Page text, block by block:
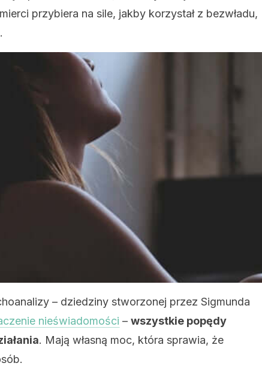
przybiera na sile, jakby korzystał z bezwładu,
– dziedziny stworzonej przez Sigmunda
nieświadomości – wszystkie popędy
. Mają własną moc, która sprawia, że